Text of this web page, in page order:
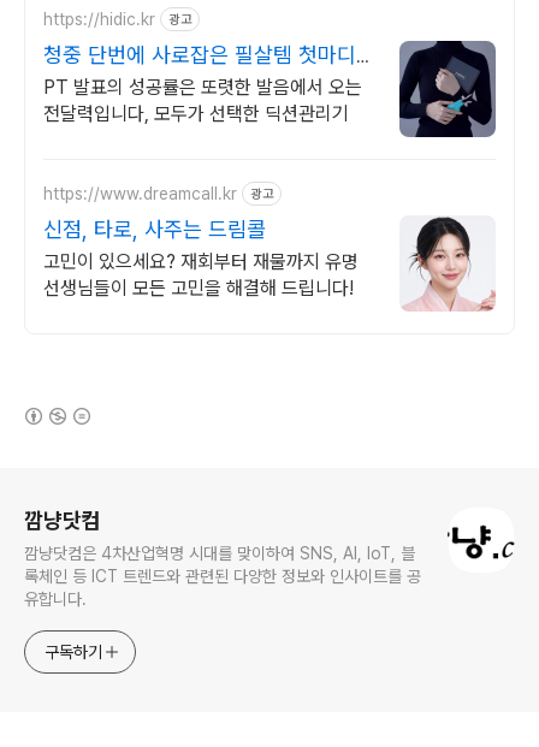
https://hidic.kr 광고
청중 단번에 사로잡은 필살템 첫마디부
터 확실하게
PT 발표의 성공률은 또렷한 발음에서 오는
전달력입니다, 모두가 선택한 딕션관리기
https://www.dreamcall.kr 광고
신점, 타로, 사주는 드림콜
고민이 있으세요? 재회부터 재물까지 유명
선생님들이 모든 고민을 해결해 드립니다!
깜냥닷컴
깜냥닷컴은 4차산업혁명 시대를 맞이하여 SNS, AI, IoT, 블
록체인 등 ICT 트렌드와 관련된 다양한 정보와 인사이트를 공
유합니다.
구독하기